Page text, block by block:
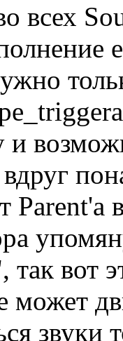
всех
и
Parent'а
так вот
может